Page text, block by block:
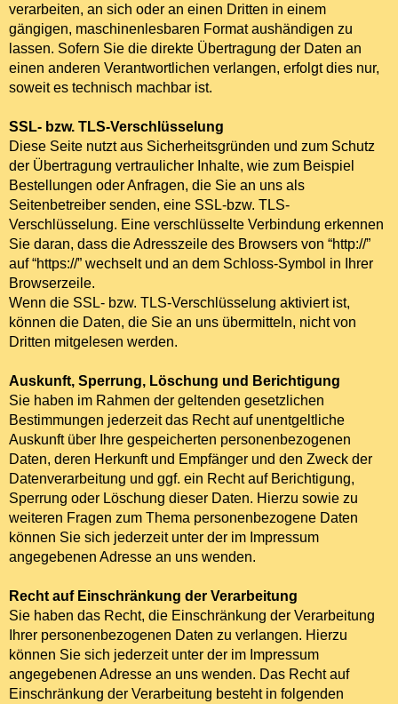
verarbeiten, an sich oder an einen Dritten in einem
gängigen, maschinenlesbaren Format aushändigen zu
lassen. Sofern Sie die direkte Übertragung der Daten an
einen anderen Verantwortlichen verlangen, erfolgt dies nur,
soweit es technisch machbar ist.
SSL- bzw. TLS-Verschlüsselung
Diese Seite nutzt aus Sicherheitsgründen und zum Schutz
der Übertragung vertraulicher Inhalte, wie zum Beispiel
Bestellungen oder Anfragen, die Sie an uns als
Seitenbetreiber senden, eine SSL-bzw. TLS-
Verschlüsselung. Eine verschlüsselte Verbindung erkennen
Sie daran, dass die Adresszeile des Browsers von “http://”
auf “https://” wechselt und an dem Schloss-Symbol in Ihrer
Browserzeile.
Wenn die SSL- bzw. TLS-Verschlüsselung aktiviert ist,
können die Daten, die Sie an uns übermitteln, nicht von
Dritten mitgelesen werden.
Auskunft, Sperrung, Löschung und Berichtigung
Sie haben im Rahmen der geltenden gesetzlichen
Bestimmungen jederzeit das Recht auf unentgeltliche
Auskunft über Ihre gespeicherten personenbezogenen
Daten, deren Herkunft und Empfänger und den Zweck der
Datenverarbeitung und ggf. ein Recht auf Berichtigung,
Sperrung oder Löschung dieser Daten. Hierzu sowie zu
weiteren Fragen zum Thema personenbezogene Daten
können Sie sich jederzeit unter der im Impressum
angegebenen Adresse an uns wenden.
Recht auf Einschränkung der Verarbeitung
Sie haben das Recht, die Einschränkung der Verarbeitung
Ihrer personenbezogenen Daten zu verlangen. Hierzu
können Sie sich jederzeit unter der im Impressum
angegebenen Adresse an uns wenden. Das Recht auf
Einschränkung der Verarbeitung besteht in folgenden